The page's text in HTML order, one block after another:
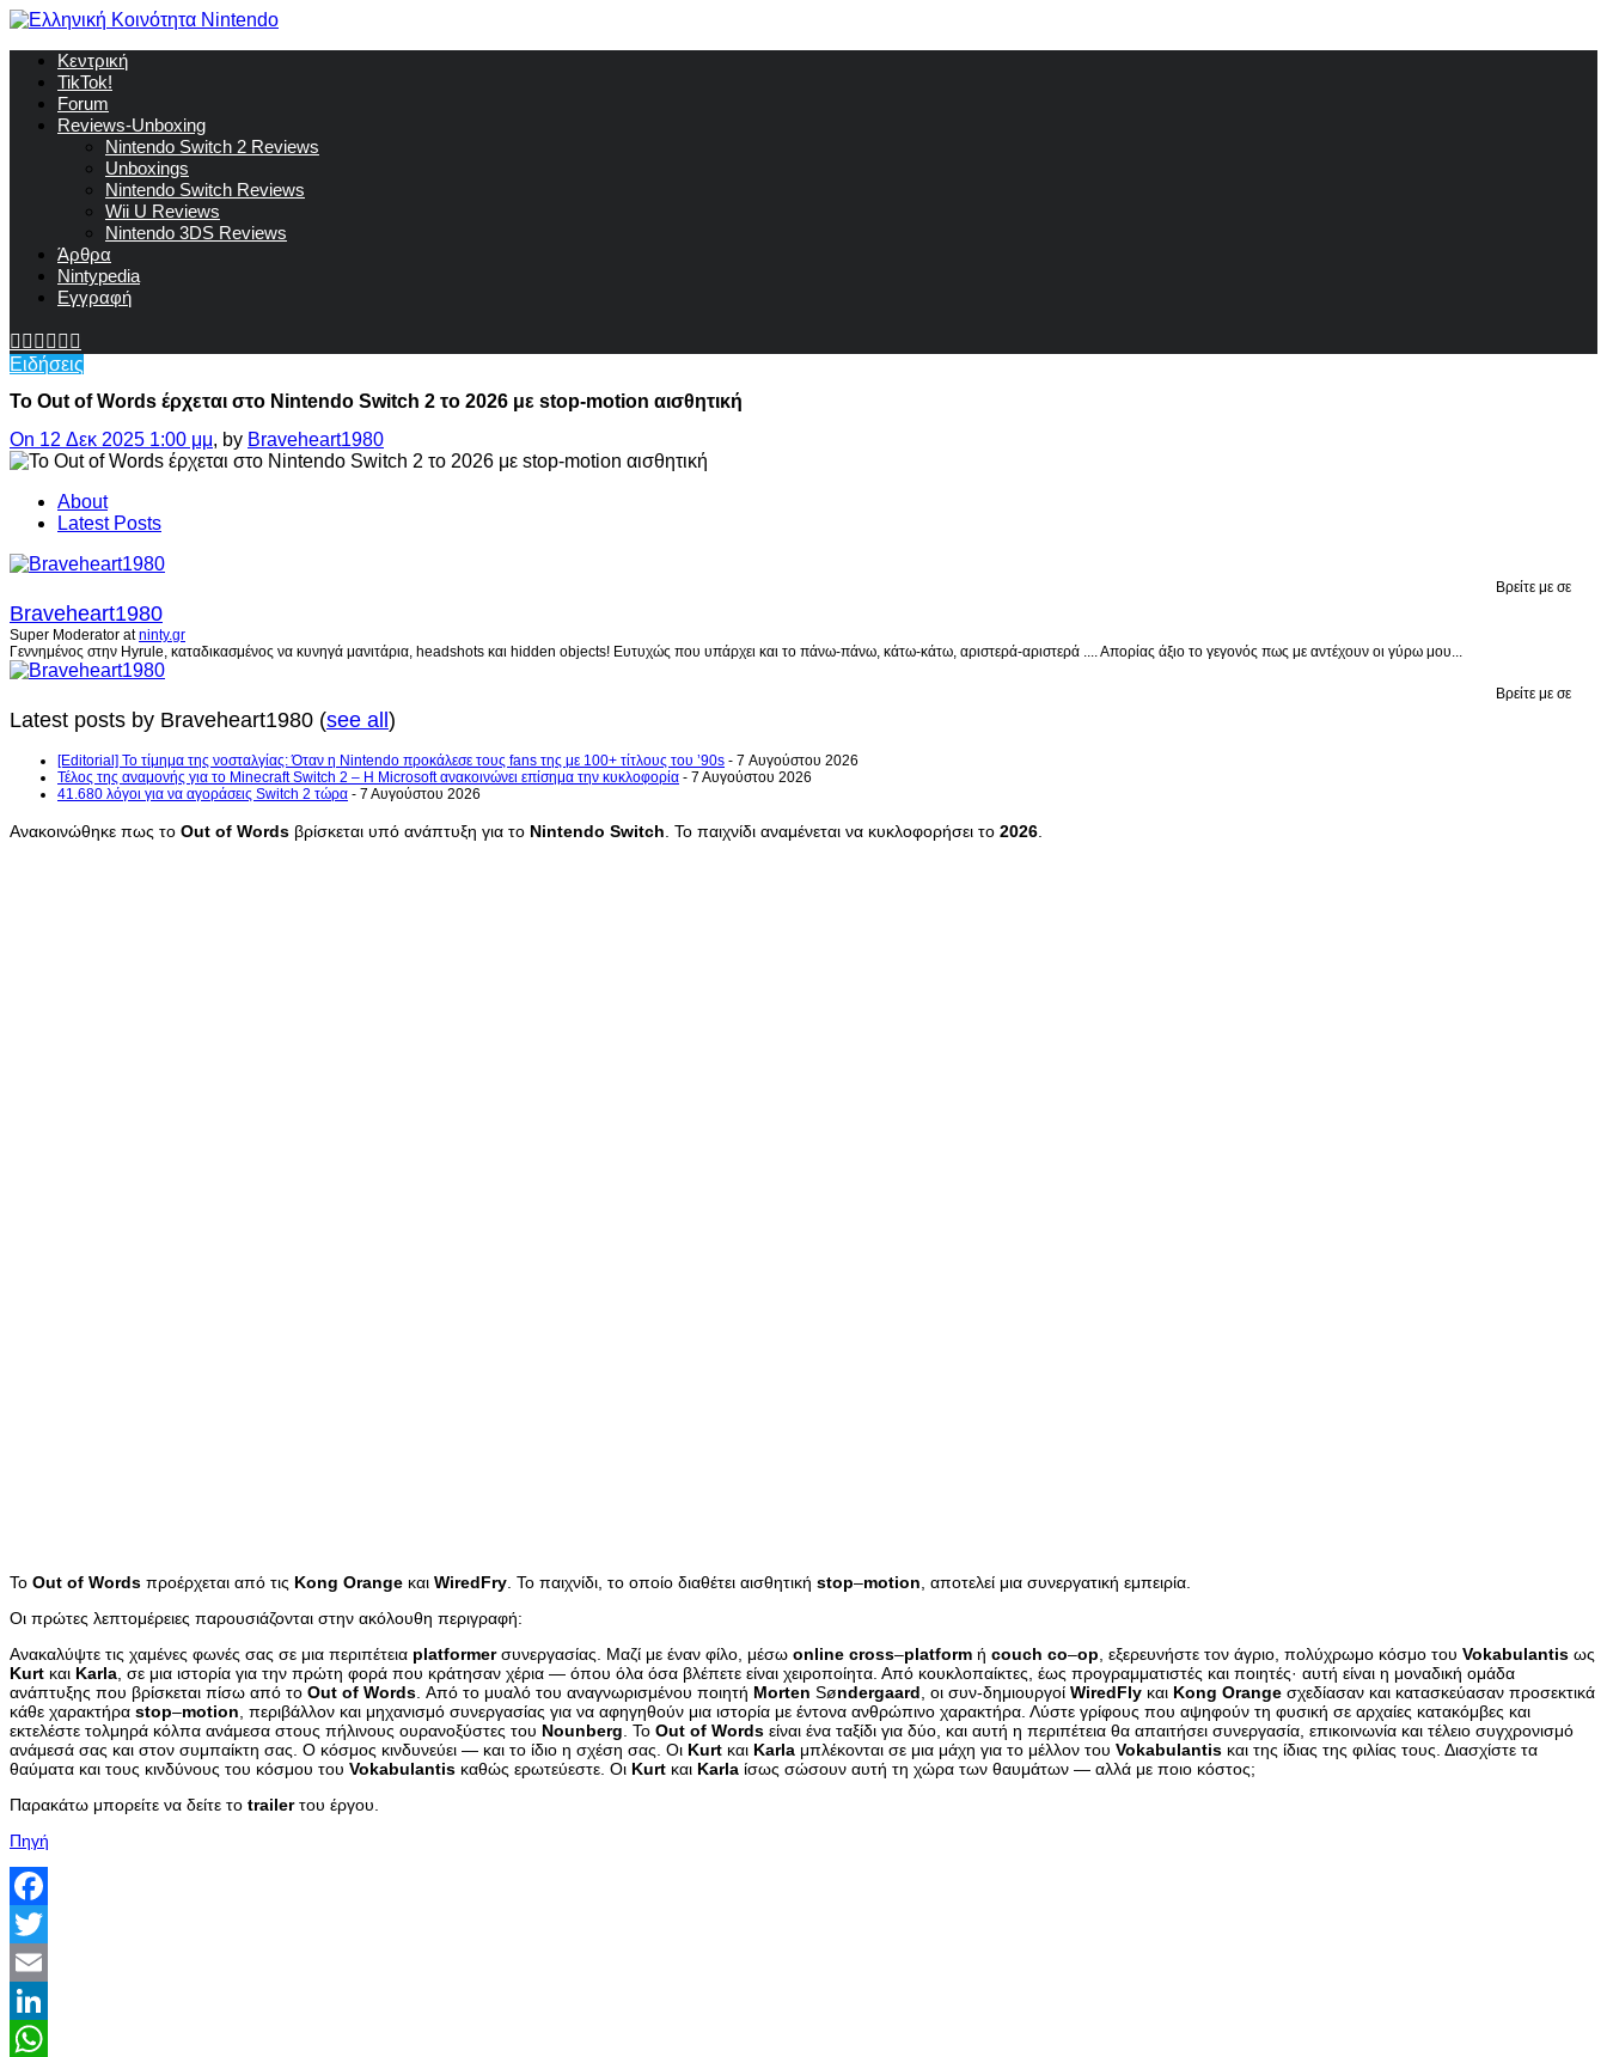
Κεντρική
TikTok!
Forum
Reviews-Unboxing
Nintendo Switch 2 Reviews
Unboxings
Nintendo Switch Reviews
Wii U Reviews
Nintendo 3DS Reviews
Άρθρα
Nintypedia
Εγγραφή
Ειδήσεις
Το Out of Words έρχεται στο Nintendo Switch 2 το 2026 με stop-motion αισθητική
On 12 Δεκ 2025 1:00 μμ, by Braveheart1980
About
Latest Posts
Βρείτε με σε
Braveheart1980
Super Moderator atninty.gr
Γεννημένος στην Hyrule, καταδικασμένος να κυνηγά μανιτάρια, headshots και hidden objects! Ευτυχώς που υπάρχει και το πάνω-πάνω, κάτω-κάτω, αριστερά-αριστερά .... Απορίας άξιο το γεγονός πως με αντέχουν οι γύρω μου...
Βρείτε με σε
Latest posts by Braveheart1980 (see all)
[Editorial] Το τίμημα της νοσταλγίας: Όταν η Nintendo προκάλεσε τους fans της με 100+ τίτλους του ’90s - 7 Αυγούστου 2026
Τέλος της αναμονής για το Minecraft Switch 2 – Η Microsoft ανακοινώνει επίσημα την κυκλοφορία - 7 Αυγούστου 2026
41.680 λόγοι για να αγοράσεις Switch 2 τώρα - 7 Αυγούστου 2026
Ανακοινώθηκε πως το Out of Words βρίσκεται υπό ανάπτυξη για το Nintendo Switch . Το παιχνίδι αναμένεται να κυκλοφορήσει το 2026
Το Out of Words προέρχεται από τις Kong Orange και WiredFry . Το παιχνίδι, το οποίο διαθέτει αισθητική stop–motion , αποτελεί μια συνεργατική εμπειρία.
Οι πρώτες λεπτομέρειες παρουσιάζονται στην ακόλουθη περιγραφή:
Ανακαλύψτε τις χαμένες φωνές σας σε μια περιπέτεια platformerσυνεργασίας. Μαζί με έναν φίλο, μέσω online cross–platform ή couch co–op , εξερευνήστε τον άγριο, πολύχρωμο κόσμο του Vokabulantis ως
Kurt και Karla , σε μια ιστορία για την πρώτη φορά που κράτησαν χέρια — όπου όλα όσα βλέπετε είναι χειροποίητα. Από κουκλοπαίκτες, έως προγραμματιστές και ποιητές· αυτή είναι η μοναδική ομάδα
ανάπτυξης που βρίσκεται πίσω από το Out of Words . Από το μυαλό του αναγνωρισμένου ποιητή Morten Søndergaard , οι συν-δημιουργοί WiredFly και Kong Orange σχεδίασαν και κατασκεύασαν προσεκτικά
κάθε χαρακτήρα stop–motion , περιβάλλον και μηχανισμό συνεργασίας για να αφηγηθούν μια ιστορία με έντονα ανθρώπινο χαρακτήρα. Λύστε γρίφους που αψηφούν τη φυσική σε αρχαίες κατακόμβες και
εκτελέστε τολμηρά κόλπα ανάμεσα στους πήλινους ουρανοξύστες του Nounberg . Το Out of Words είναι ένα ταξίδι για δύο, και αυτή η περιπέτεια θα απαιτήσει συνεργασία, επικοινωνία και τέλειο συγχρονισμό
ανάμεσά σας και στον συμπαίκτη σας. Ο κόσμος κινδυνεύει — και το ίδιο η σχέση σας. Οι Kurt και Karla μπλέκονται σε μια μάχη για το μέλλον του Vokabulantis και της ίδιας της φιλίας τους. Διασχίστε τα
θαύματα και τους κινδύνους του κόσμου του Vokabulantis καθώς ερωτεύεστε. Οι Kurt και Karla ίσως σώσουν αυτή τη χώρα των θαυμάτων — αλλά με ποιο κόστος;
Παρακάτω μπορείτε να δείτε το trailerτου έργου.
Πηγή
Facebook
Twitter
Email
LinkedIn